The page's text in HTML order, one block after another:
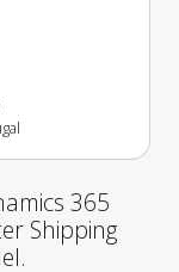
365
Shipping